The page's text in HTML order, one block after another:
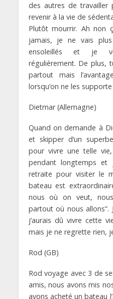
des autres de travailler
revenir à la vie de
Plutôt mourrir. Ah non
jamais, je ne vais
ensoleillés et je
régulièrement. De plus,
partout mais
lorsqu’on ne les
Dietmar (Allemagne)
Quand on demande à
et skipper d’un
pour vivre une telle
pendant longtemps
retraite pour visiter le
bateau est
nous où on veut,
partout où nous
j’aurais dû vivre cette
mais je ne regrette rien,
Rod (GB)
Rod voyage avec 3 de
amis, nous avons mis
avons acheté un bateau